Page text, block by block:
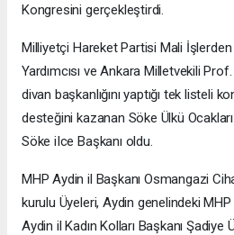
Kongresini gerçekleştirdi.
Milliyetçi Hareket Partisi Mali
Yardımcısı ve Ankara Milletvekili
divan başkanlığını yaptığı tek listeli
desteğini kazanan Söke Ülkü
Söke iIce Başkanı oldu.
MHP Aydin il Başkanı Osmangazi
kurulu Üyeleri, Aydin genelindeki
Aydin il Kadın Kolları Başkanı Şadiye